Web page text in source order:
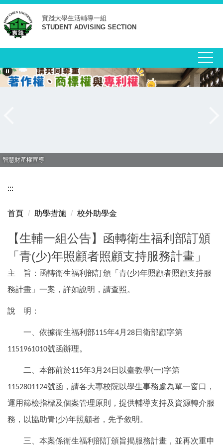
跳
到
主
要
容
區
實踐大學生活輔導一組
STUDENT ADVISING SECTION
智慧財產權宣導
:::
首頁 助學措施 校外助學金
【生輔一組公告】函轉衛生福利部訂頒
「青(少)年照顧者照顧支持服務計畫」
主 旨：函轉衛生福利部訂頒「青(少)年照顧者照顧支持服
務計畫」一案，詳如說明，請查照。
說 明：
一、依據衛生福利部115年4月 28日衛部顧字第
1151961010號函辦理。
二、本部前於115年3月 24日以臺教學(一)字第
1152801124號函，請各大專校院以學生事務處為單一窗口，
運用篩檢指標及個案管理原則，提供輔導支持及資源轉介服
務，以協助青(少)年照顧者，先予敘明。
三、本案係衛生福利部訂頒旨揭服務計畫，並再次重申